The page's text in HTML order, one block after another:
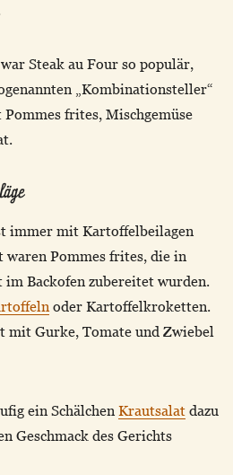
Steak au Four so populär,
„Kombinationsteller“
frites, Mischgemüse
immer mit Kartoffelbeilagen
Pommes frites, die in
im Backofen zubereitet wurden.
oder Kartoffelkroketten.
mit Gurke, Tomate und Zwiebel
ein Schälchen Krautsalat dazu
Geschmack des Gerichts